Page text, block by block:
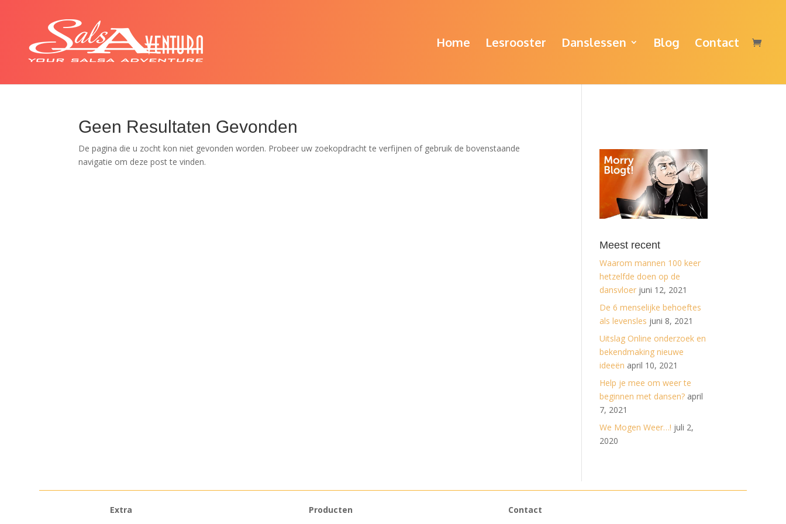
Home Lesrooster Danslessen Blog Contact
Geen Resultaten Gevonden
De pagina die u zocht kon niet gevonden worden. Probeer uw zoekopdracht te verfijnen of gebruik de bovenstaande
navigatie om deze post te vinden.
Meest recent
Waarom mannen 100 keer
hetzelfde doen op de
dansvloer juni 12, 2021
De 6 menselijke behoeftes
als levensles juni 8, 2021
Uitslag Online onderzoek en
bekendmaking nieuwe
ideeën april 10, 2021
Help je mee om weer te
beginnen met dansen? april
7, 2021
We Mogen Weer…! juli 2,
2020
Extra
Producten
Contact